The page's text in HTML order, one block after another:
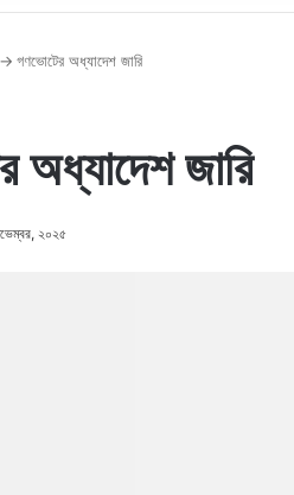
→ গণভোটের অধ্যাদেশ জারি
অধ্যাদেশ জারি
২০২৫